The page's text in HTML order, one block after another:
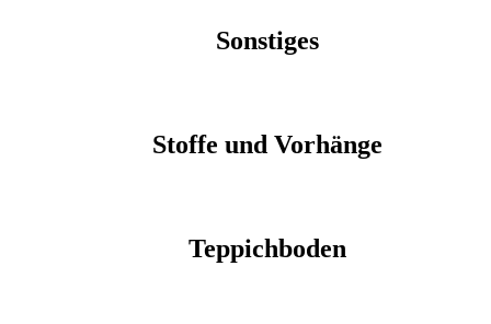
Sonstiges
Stoffe und Vorhänge
Teppichboden